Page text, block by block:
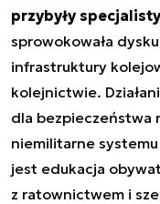
przybyły
sprowokowała
infrastruktury
kolejnictwie.
dla bezpieczeństwa
niemilitarne
jest edukacja
z ratownictwem i